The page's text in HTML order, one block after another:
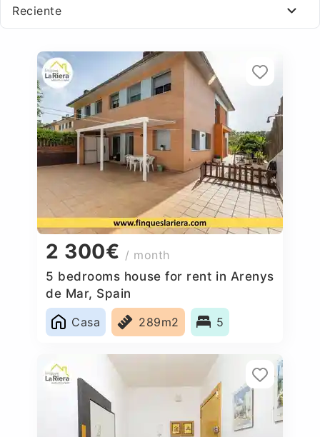
Reciente
2 300€ / month
5 bedrooms house for rent in Arenys
de Mar, Spain
Casa
289m2 5